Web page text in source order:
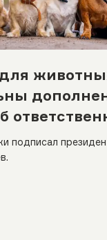
с
подписал